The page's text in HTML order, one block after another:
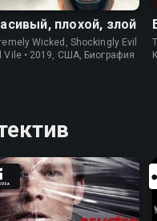
плохой, злой
Wicked, Shockingly Evil
Vile • 2019, США, Биография